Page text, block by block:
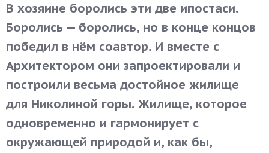
В хозяине боролись эти две ипостаси.
Боролись — боролись, но в конце концов
победил в нём соавтор. И вместе с
Архитектором они запроектировали и
построили весьма достойное жилище
для Николиной горы. Жилище, которое
одновременно и гармонирует с
окружающей природой и, как бы,